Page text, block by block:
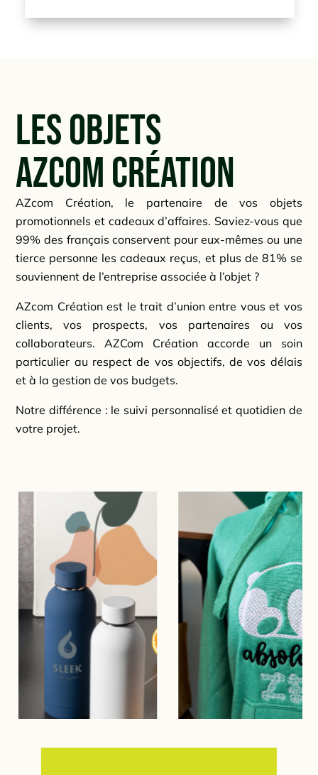
Les objets
AZcom Création
AZcom Création, le partenaire de vos objets
promotionnels et cadeaux d’affaires. Saviez-vous que
99% des français conservent pour eux-mêmes ou une
tierce personne les cadeaux reçus, et plus de 81% se
souviennent de l’entreprise associée à l’objet ?
AZcom Création est le trait d’union entre vous et vos
clients, vos prospects, vos partenaires ou vos
collaborateurs. AZCom Création accorde un soin
particulier au respect de vos objectifs, de vos délais
et à la gestion de vos budgets.
Notre différence : le suivi personnalisé et quotidien de
votre projet.